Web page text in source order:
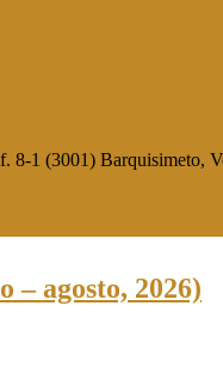
8-1 (3001) Barquisimeto,
– agosto, 2026)